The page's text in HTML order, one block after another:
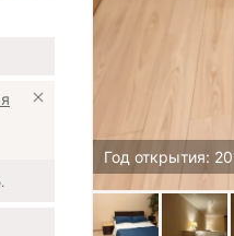
Год открытия: